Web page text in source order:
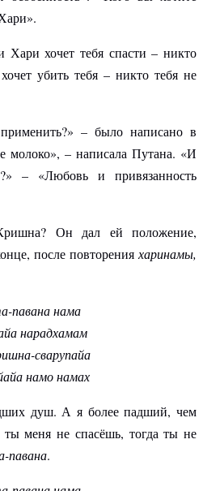
Хари хочет тебя спасти – никто
убить тебя – никто тебя не
– было написано в
молоко», – написала Путана. «И
– «Любовь и привязанность
Он дал ей положение,
после повторения харинамы,
павана нама
нарадхамам
сварупайа
намо намах
душ. А я более падший, чем
меня не спасёшь, тогда ты не
павана.